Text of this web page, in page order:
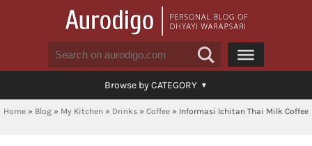
Browse by CATEGORY
Home » Blog » My Kitchen » Drinks » Coffee » Informasi Ichitan Thai Milk Coffee